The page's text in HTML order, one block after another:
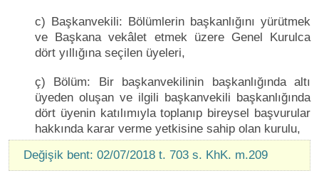
c) Başkanvekili: Bölümlerin başkanlığını yürütmek
ve Başkana vekâlet etmek üzere Genel Kurulca
dört yıllığına seçilen üyeleri,
ç) Bölüm: Bir başkanvekilinin başkanlığında altı
üyeden oluşan ve ilgili başkanvekili başkanlığında
dört üyenin katılımıyla toplanıp bireysel başvurular
hakkında karar verme yetkisine sahip olan kurulu,
Değişik bent: 02/07/2018 t. 703 s. KhK. m.209